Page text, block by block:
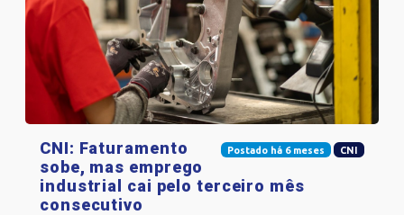
Postado há 6 meses CNI
CNI: Faturamento
sobe, mas emprego
industrial cai pelo terceiro mês
consecutivo